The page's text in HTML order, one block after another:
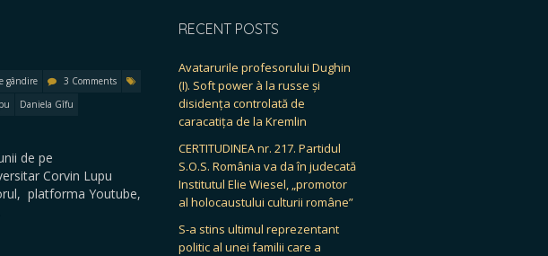
gândire
3 Comments
Daniela Gîfu
de pe
Corvin Lupu
platforma Youtube,
RECENT POSTS
Avatarurile profesorului Dughin
(I). Soft power à la russe și
disidența controlată de
caracatița de la Kremlin
CERTITUDINEA nr. 217. Partidul
S.O.S. România va da în judecată
Institutul Elie Wiesel, „promotor
al holocaustului culturii române”
S-a stins ultimul reprezentant
politic al unei familii care a